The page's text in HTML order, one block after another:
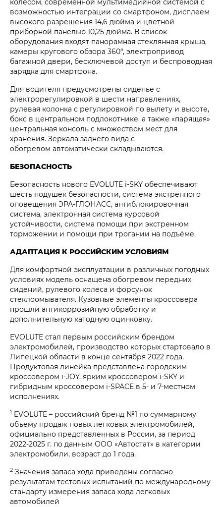
колесом, современной мультимедийной системой с
возможностью интеграции со смартфоном, дисплеем
высокого разрешения 14,6 дюйма и цветной
приборной панелью 10,25 дюйма. В список
оборудования входят панорамная стеклянная крыша,
камеры кругового обзора 360°, электропривод
багажной двери, бесключевой доступ и беспроводная
зарядка для смартфона.
Для водителя предусмотрены сиденье с
электрорегулировкой в шести направлениях,
рулевая колонка с регулировкой по вылету и высоте,
бокс в центральном подлокотнике, а также «парящая»
центральная консоль с множеством мест для
хранения. Зеркала заднего вида с
обогревом автоматически складываются.
БЕЗОПАСНОСТЬ
Безопасность нового EVOLUTE i‑SKY обеспечивают
шесть подушек безопасности, система экстренного
оповещения ЭРА-ГЛОНАСС, антиблокировочная
система, электронная система курсовой
устойчивости, система помощи при экстренном
торможении и помощи при трогании на подъёме.
АДАПТАЦИЯ К РОССИЙСКИМ УСЛОВИЯМ
Для комфортной эксплуатации в различных погодных
условиях модель оснащена обогревом передних
сидений, рулевого колеса и форсунок
стеклоомывателя. Кузовные элементы кроссовера
прошли антикоррозийную обработку и
дополнительную катодную оцинковку.
EVOLUTE стал первым российским брендом
электромобилей, производство которых стартовало в
Липецкой области в конце сентября 2022 года.
Продуктовая линейка представлена городским
кроссовером i‑JOY, ярким кроссовером i‑SKY и
гибридным кроссовером i‑SPACE в 5- и 7-местном
исполнениях.
1 EVOLUTE – российский бренд №1 по суммарному
объему продаж новых легковых электромобилей,
официально представленных в России, за период
2022-2025 г. по данным ООО «Автостат» в категории
электромобили, возраст до 1 года.
2 Значения запаса хода приведены согласно
результатам тестовых испытаний по международному
стандарту измерения запаса хода легковых
автомобилей